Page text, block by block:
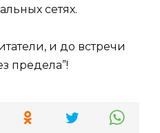
сетях.
и до встречи
предела”!